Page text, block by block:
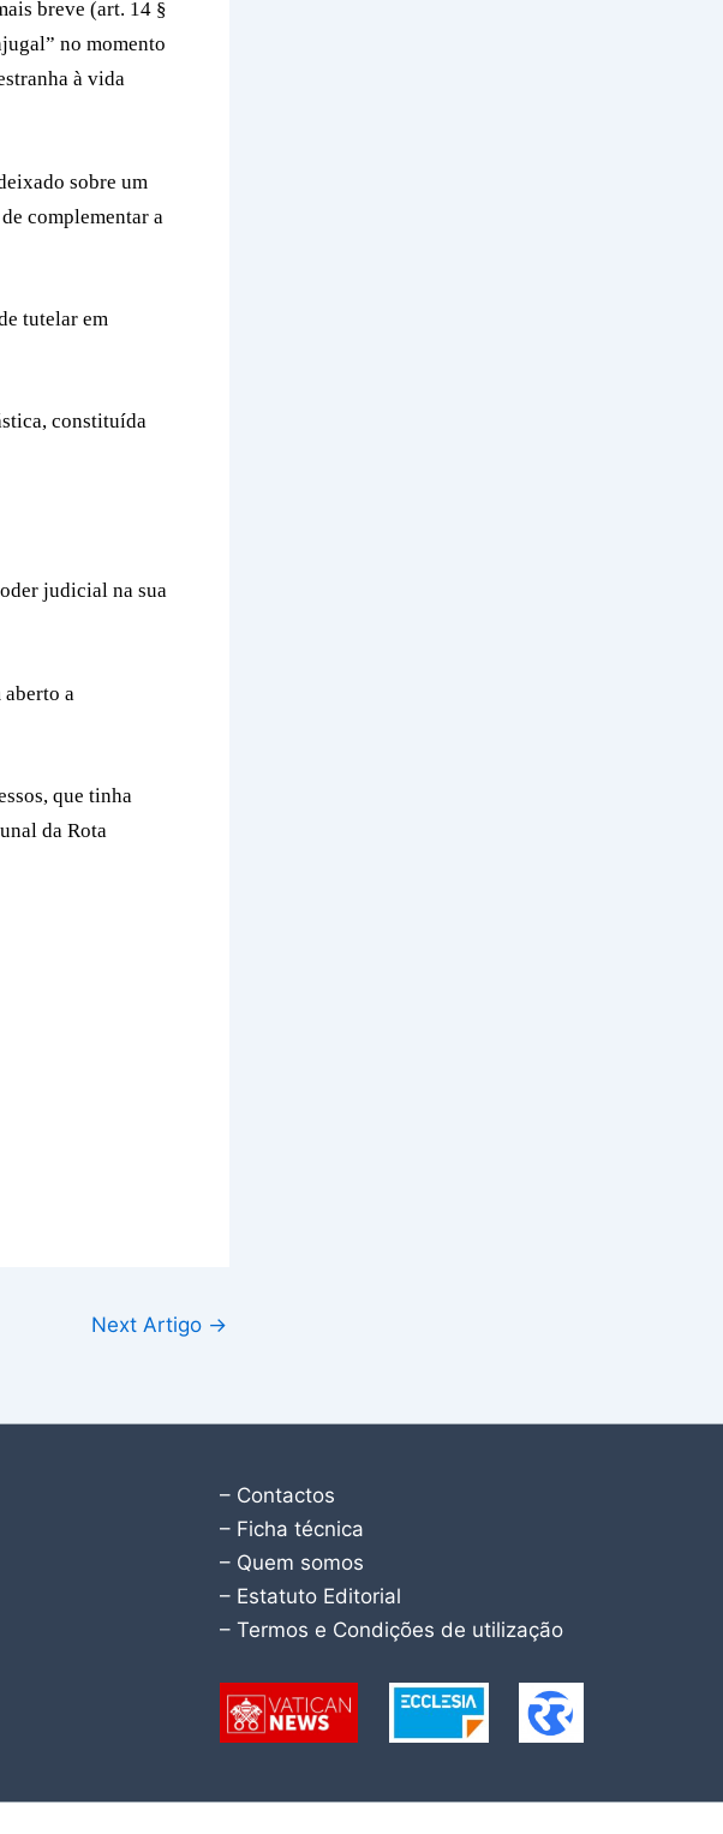
breve (art. 14 §
no momento
à vida
sobre um
complementar a
tutelar em
constituída
judicial na sua
a
que tinha
da Rota
Next Artigo →
– Contactos
– Ficha técnica
– Quem somos
– Estatuto Editorial
– Termos e Condições de utilização